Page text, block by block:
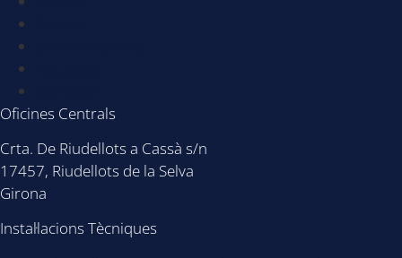
Oficines Centrals
Crta. De Riudellots a Cassà s/n
17457, Riudellots de la Selva
Girona
Instal·lacions Tècniques